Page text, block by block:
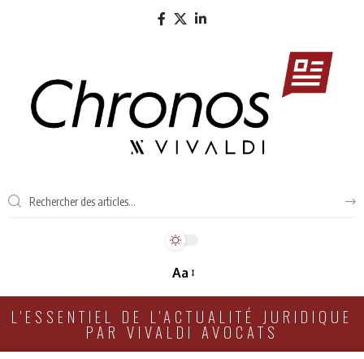
Aa
L'ESSENTIEL DE L'ACTUALITÉ JURIDIQUE
PAR VIVALDI AVOCATS